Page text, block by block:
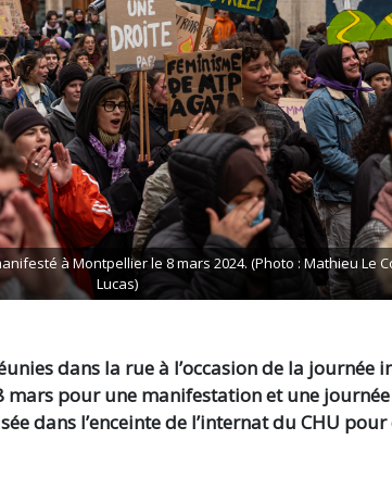
à Montpellier le 8 mars 2024. (Photo : Mathieu Le
Lucas)
dans la rue à l’occasion de la journée
pour une manifestation et une journée
dans l’enceinte de l’internat du CHU